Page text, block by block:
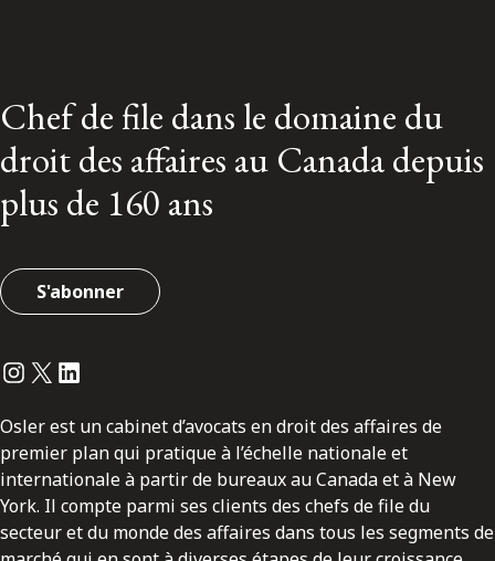
Chef de file dans le domaine du
droit des affaires au Canada depuis
plus de 160 ans
S'abonner
Instagram
Twitter
LinkedIn
Osler est un cabinet d’avocats en droit des affaires de
premier plan qui pratique à l’échelle nationale et
internationale à partir de bureaux au Canada et à New
York. Il compte parmi ses clients des chefs de file du
secteur et du monde des affaires dans tous les segments de